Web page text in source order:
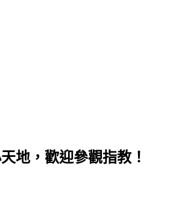
地，歡迎參觀指教！